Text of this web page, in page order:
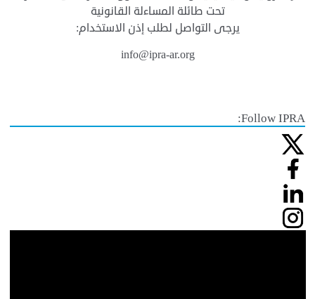
تحت طائلة المساءلة القانونية
يرجى التواصل لطلب إذن الاستخدام:
info@ipra-ar.org
Follow IPRA: